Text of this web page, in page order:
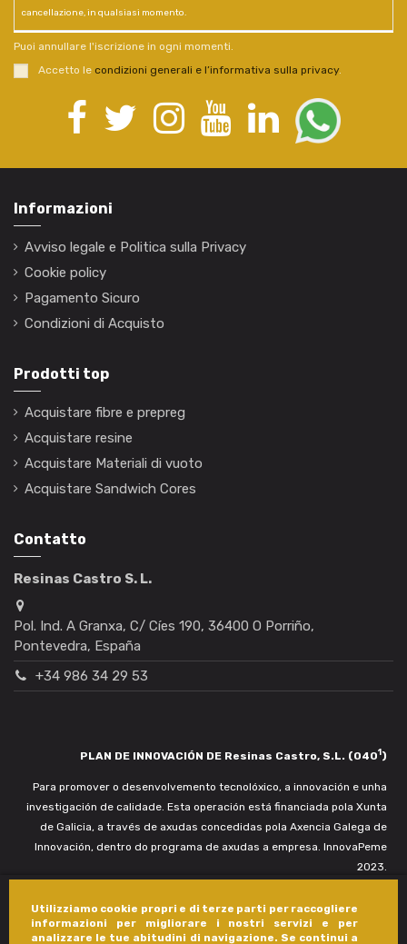
Utilizziamo cookie propri e di terze parti per raccogliere
informazioni per migliorare i nostri servizi e per
analizzare le tue abitudini di navigazione. Se continui a
cancellazione, in qualsiasi momento.
Puoi annullare l'iscrizione in ogni momenti.
Accetto le condizioni generali e l’informativa sulla privacy.
Informazioni
Avviso legale e Politica sulla Privacy
Cookie policy
Pagamento Sicuro
Condizioni di Acquisto
Prodotti top
Acquistare fibre e prepreg
Acquistare resine
Acquistare Materiali di vuoto
Acquistare Sandwich Cores
Contatto
Resinas Castro S. L.
Pol. Ind. A Granxa, C/ Cíes 190, 36400 O Porriño,
Pontevedra, España
+34 986 34 29 53
PLAN DE INNOVACIÓN DE Resinas Castro, S.L. (0401)
Para promover o desenvolvemento tecnolóxico, a innovación e unha
investigación de calidade. Esta operación está financiada pola Xunta
de Galicia, a través de axudas concedidas pola Axencia Galega de
Innovación, dentro do programa de axudas a empresa. InnovaPeme
2023.